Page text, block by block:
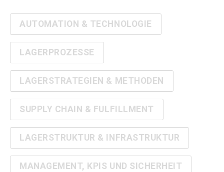
AUTOMATION & TECHNOLOGIE
LAGERPROZESSE
LAGERSTRATEGIEN & METHODEN
SUPPLY CHAIN & FULFILLMENT
LAGERSTRUKTUR & INFRASTRUKTUR
MANAGEMENT, KPIS UND SICHERHEIT